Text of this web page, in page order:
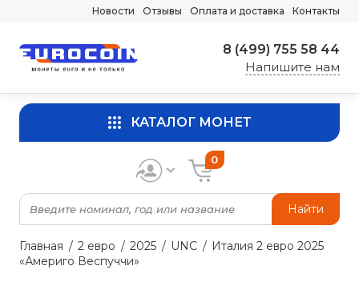
Новости Отзывы Оплата и доставка Контакты
8 (499) 755 58 44
Напишите нам
КАТАЛОГ МОНЕТ
Найти
0
Главная 2 евро 2025 UNC
Италия 2 евро 2025
«Америго Веспуччи»